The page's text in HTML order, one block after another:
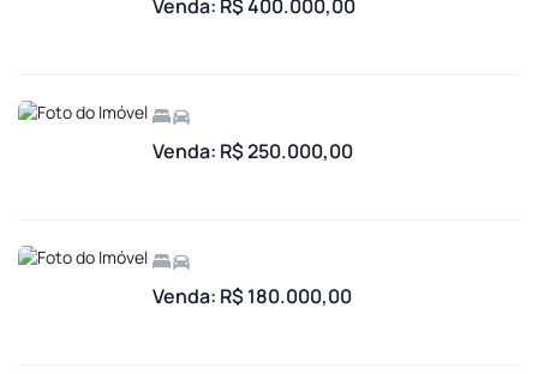
Venda: R$ 400.000,00
Venda: R$ 250.000,00
Venda: R$ 180.000,00